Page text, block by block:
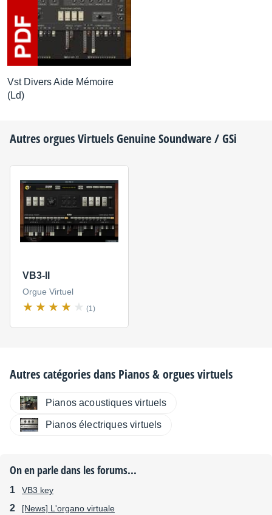
Vst Divers Aide Mémoire
(Ld)
Autres orgues VirtuelsGenuine Soundware / GSi
VB3-II
Orgue Virtuel
(1)
Autres catégories dans Pianos & orgues virtuels
Pianos acoustiques virtuels
Pianos électriques virtuels
On en parle dans les forums...
VB3 key
[News] L'organo virtuale